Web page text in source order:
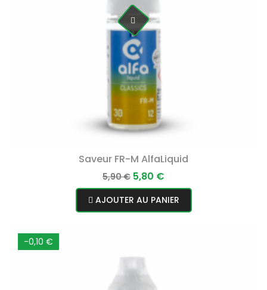
Saveur FR-M AlfaLiquid
Prix
normal
5,90 € Prix
5,80 €
AJOUTER AU PANIER
-0,10 €